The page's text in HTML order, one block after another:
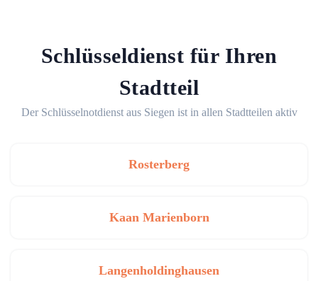
Schlüsseldienst für Ihren
Stadtteil
Der Schlüsselnotdienst aus Siegen ist in allen Stadtteilen aktiv
Rosterberg
Kaan Marienborn
Langenholdinghausen